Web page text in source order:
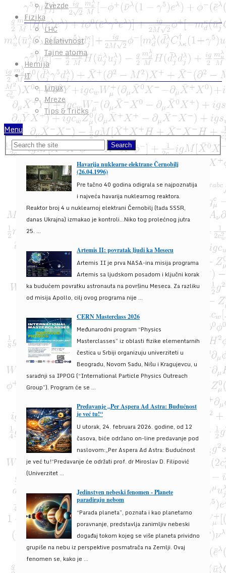
Zvezde
Fizika
LHC
Relativnost
Tajne atoma
Hemija
IT
Linux
Mreze
Tips & Tricks
Menu
Havarija nuklearne elektrane Černobilj
(26.04.1996)
Pre tačno 40 godina odigrala se najpoznatija
i najveća havarija nuklearnog reaktora.
Reaktor broj 4 u nuklearnoj elektrani Černobilj (tada SSSR,
danas Ukrajna) izmakao je kontroli...Niko tog prolećnog jutra
25. ...
Artemis II: povratak ljudi ka Mesecu
Artemis II je prva NASA-ina misija programa
Artemis sa ljudskom posadom i ključni korak
ka budućem povratku astronauta na površinu Meseca. Za razliku
od misija Apollo, cilj ovog programa nije ...
CERN Masterclass 2026
Međunarodni program “Physics
Masterclasses” iz oblasti fizike elementarnih
čestica u Srbiji organizuju univerziteti u
Beogradu, Novom Sadu, Nišu i Kragujevcu, u
saradnji sa IPPOG (“International Particle Physics Outreach
Group”). Program će se ...
Predavanje „Per Aspera Ad Astra: Budućnost
je već tu!“
U utorak, 24. februara 2026. godine, od 12
časova, biće održano on-line predavanje pod
naslovom:„Per Aspera Ad Astra: Budućnost
je već tu!“Predavanje će održati prof. dr Miroslav D. Filipović
(Univerzitet ...
Jedinstven nebeski fenomen - Planete
paradiraju nebom
“Parada planeta”, poznata i kao planetarno
poravnanje, predstavlja zanimljiv nebeski
događaj tokom kojeg se više planeta prividno
grupiše na nebu iz perspektive posmatrača na Zemlji. Ovaj
fenomen se, kako je ...